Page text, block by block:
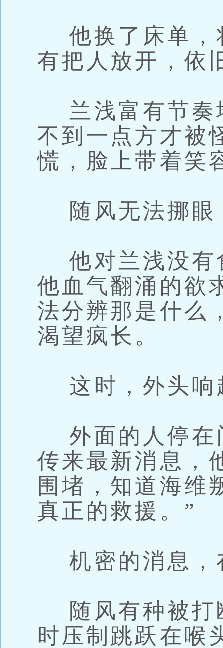
他换了床单，
有把人放开，依
兰浅富有节奏
不到一点方才被
慌，脸上带着笑
随风无法挪眼
他对兰浅没有
他血气翻涌的欲
法分辨那是什么
渴望疯长。
这时，外头响
外面的人停在
传来最新消息，
围堵，知道海维
真正的救援。”
机密的消息，
随风有种被打
时压制跳跃在喉